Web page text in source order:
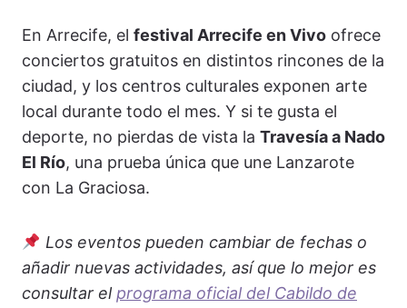
En Arrecife, el festival Arrecife en Vivo ofrece
conciertos gratuitos en distintos rincones de la
ciudad, y los centros culturales exponen arte
local durante todo el mes. Y si te gusta el
deporte, no pierdas de vista la Travesía a Nado
El Río, una prueba única que une Lanzarote
con La Graciosa.
Los eventos pueden cambiar de fechas o
añadir nuevas actividades, así que lo mejor es
consultar elprograma oficial del Cabildo de